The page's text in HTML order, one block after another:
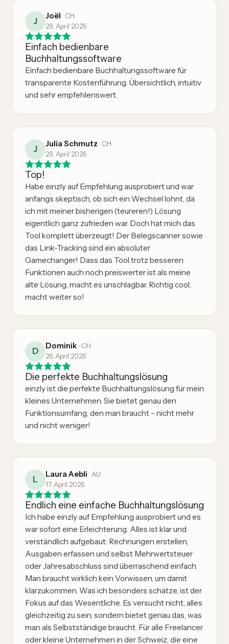
J
Joël · CH
29. April 2026
Einfach bedienbare
Buchhaltungssoftware
Einfach bedienbare Buchhaltungssoftware für
transparente Kostenführung. Übersichtlich, intuitiv
und sehr empfehlenswert.
J
Julia Schmutz · CH
29. April 2026
Top!
Habe einzly auf Empfehlung ausprobiert und war
anfangs skeptisch, ob sich ein Wechsel lohnt, da
ich mit meiner bisherigen (teureren!) Lösung
eigentlich ganz zufrieden war. Doch hat mich das
Tool komplett überzeugt! Der Belegscanner sowie
das Link-Tracking sind ein absoluter
Gamechanger! Dass das Tool trotz besseren
Funktionen auch noch preiswerter ist als meine
alte Lösung, macht es unschlagbar. Richtig cool,
macht weiter so!
D
Dominik · CH
26. April 2026
Die perfekte Buchhaltungslösung
einzly ist die perfekte Buchhaltungslösung für mein
kleines Unternehmen. Sie bietet genau den
Funktionsumfang, den man braucht – nicht mehr
und nicht weniger!
L
Laura Aebli · AU
17. April 2026
Endlich eine einfache Buchhaltungslösung
Ich habe einzly auf Empfehlung ausprobiert und es
war sofort eine Erleichterung. Alles ist klar und
verständlich aufgebaut: Rechnungen erstellen,
Ausgaben erfassen und selbst Mehrwertsteuer
oder Jahresabschluss sind überraschend einfach.
Man braucht wirklich kein Vorwissen, um damit
klarzukommen. Was ich besonders schätze, ist der
Fokus auf das Wesentliche. Es versucht nicht, alles
gleichzeitig zu sein, sondern bietet genau das, was
man als Selbstständige braucht. Für alle Freelancer
oder kleine Unternehmen in der Schweiz, die eine